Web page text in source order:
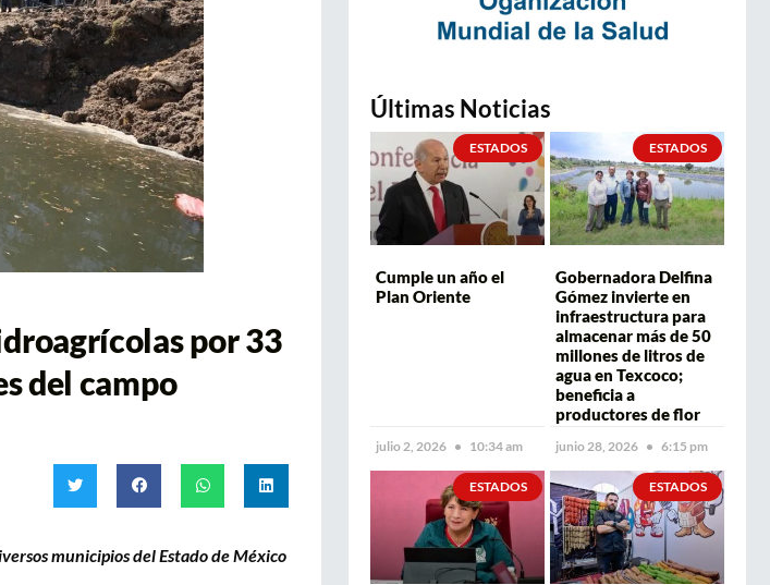
por 33
del campo
municipios del Estado de México
Últimas Noticias
ESTADOS
Cumple un año el
Plan Oriente
julio 2, 2026 10:34 am
ESTADOS
Gobernadora Delfina
Gómez invierte en
infraestructura para
almacenar más de 50
millones de litros de
agua en Texcoco;
beneficia a
productores de flor
junio 28, 2026 6:15 pm
ESTADOS ESTADOS